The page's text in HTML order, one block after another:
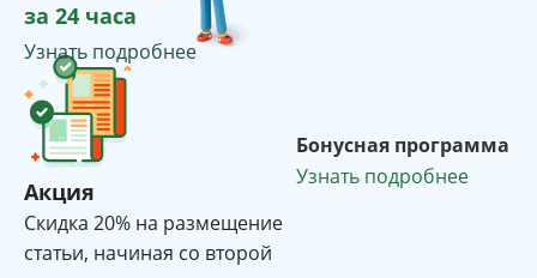
за 24 часа
Узнать подробнее
Акция
Cкидка 20% на размещение
статьи, начиная со второй
Бонусная программа
Узнать подробнее